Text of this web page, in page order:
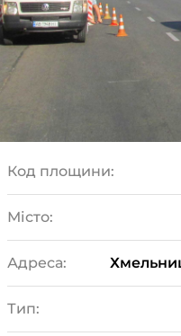
Код площини:
Місто:
Адреса:
Тип: